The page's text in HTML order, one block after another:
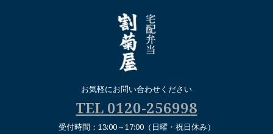
お気軽にお問い合わせください
TEL 0120-256998
受付時間：13:00～17:00（日曜・祝日休み）